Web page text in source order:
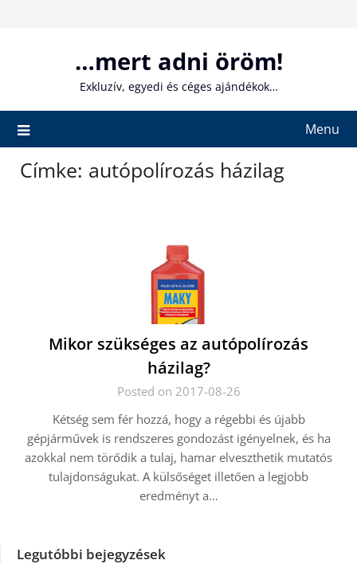
…mert adni öröm!
Exkluzív, egyedi és céges ajándékok…
Menu
Címke: autópolírozás házilag
Mikor szükséges az autópolírozás
házilag?
Posted on 2017-08-26
Kétség sem fér hozzá, hogy a régebbi és újabb
gépjárművek is rendszeres gondozást igényelnek, és ha
azokkal nem törődik a tulaj, hamar elveszthetik mutatós
tulajdonságukat. A külsőséget illetően a legjobb
eredményt a…
Legutóbbi bejegyzések